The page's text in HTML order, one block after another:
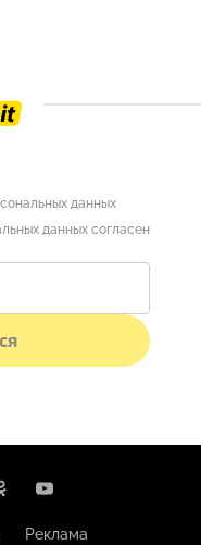
данных
данных согласен
Реклама